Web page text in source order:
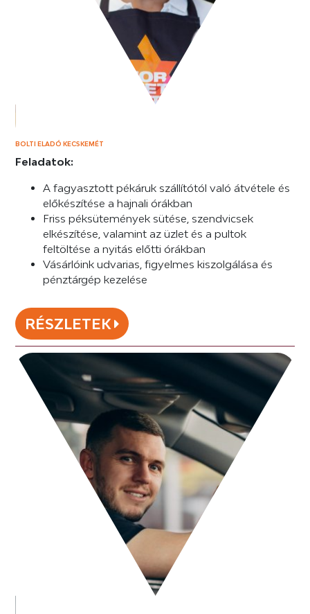
BOLTI ELADÓ KECSKEMÉT
Feladatok:
A fagyasztott pékáruk szállítótól való átvétele és
előkészítése a hajnali órákban
Friss péksütemények sütése, szendvicsek
elkészítése, valamint az üzlet és a pultok
feltöltése a nyitás előtti órákban
Vásárlóink udvarias, figyelmes kiszolgálása és
pénztárgép kezelése
RÉSZLETEK